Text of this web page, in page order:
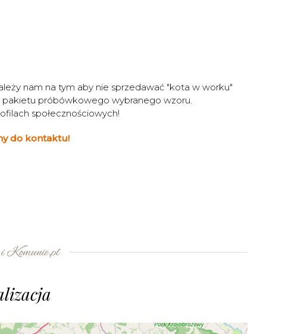
nam na tym aby nie sprzedawać "kota w worku"
próbówkowego wybranego wzoru.
społecznościowych!
do kontaktu!